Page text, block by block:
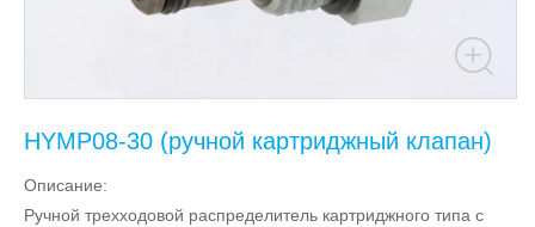
HYMP08-30 (ручной картриджный клапан)
Описание:
Ручной трехходовой распределитель картриджного типа с